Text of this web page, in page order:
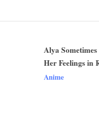
s
Alya Sometimes
Her Feelings in
Season 2 Rilis
Anime